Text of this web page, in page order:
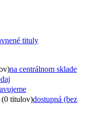
tituly
na centrálnom sklade
(0 titulov)dostupná (bez